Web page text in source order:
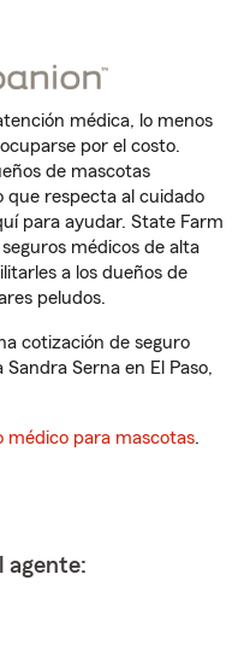
médica, lo menos
por el costo.
de mascotas
que respecta al cuidado
para ayudar. State Farm
médicos de alta
a los dueños de
peludos.
cotización de seguro
Serna en El Paso,
médico para mascotas.
agente: